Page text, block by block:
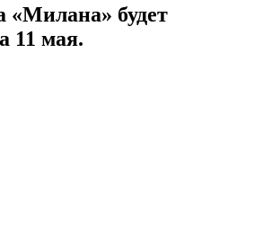
«Милана» будет
11 мая.